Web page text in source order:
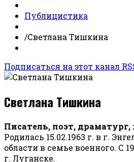
Публицистика
/Светлана Тишкина
Подписаться на этот канал
Светлана Тишкина
Писатель, поэт,
Родилась 15.02.1963 г. в г.
области в семье военного. С
г. Луганске.